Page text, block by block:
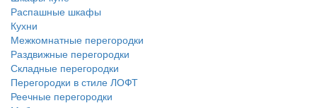
Распашные шкафы
Кухни
Межкомнатные перегородки
Раздвижные перегородки
Складные перегородки
Перегородки в стиле ЛОФТ
Реечные перегородки